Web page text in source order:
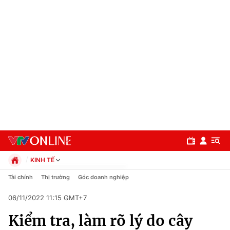
Chuyên mục
KINH TẾ
Chính trị
Pháp luật
Kinh tế
Tài chính Thị trường Góc doanh nghiệp
06/11/2022 11:15 GMT+7
Kiểm tra, làm rõ lý do cây